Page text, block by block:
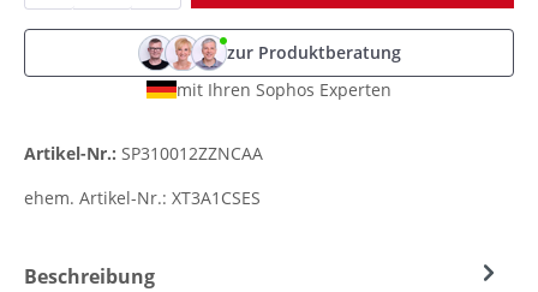
zur Produktberatung
mit Ihren Sophos Experten
Artikel-Nr.: SP310012ZZNCAA
ehem. Artikel-Nr.: XT3A1CSES
Beschreibung